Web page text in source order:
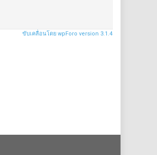
ขับเคลื่อนโดย wpForo version 3.1.4